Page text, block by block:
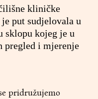
kliničke
put sudjelovala u
sklopu kojeg je u
pregled i mjerenje
pridružujemo